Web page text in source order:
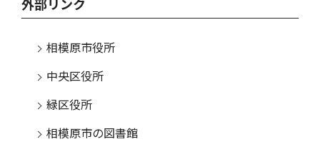
外部リンク
相模原市役所
中央区役所
緑区役所
相模原市の図書館